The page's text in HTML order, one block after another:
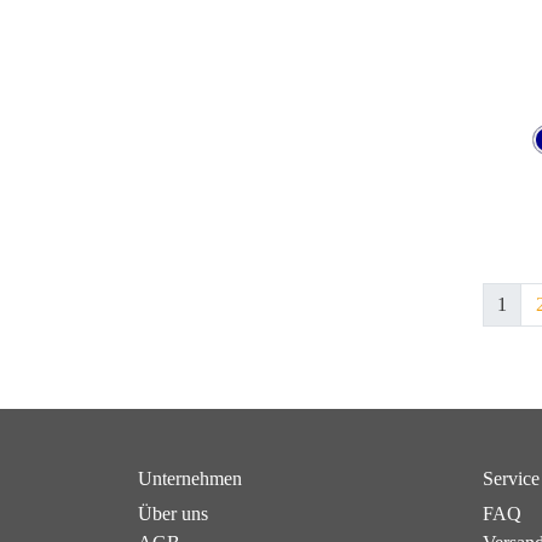
1
Unternehmen
Über uns
FAQ